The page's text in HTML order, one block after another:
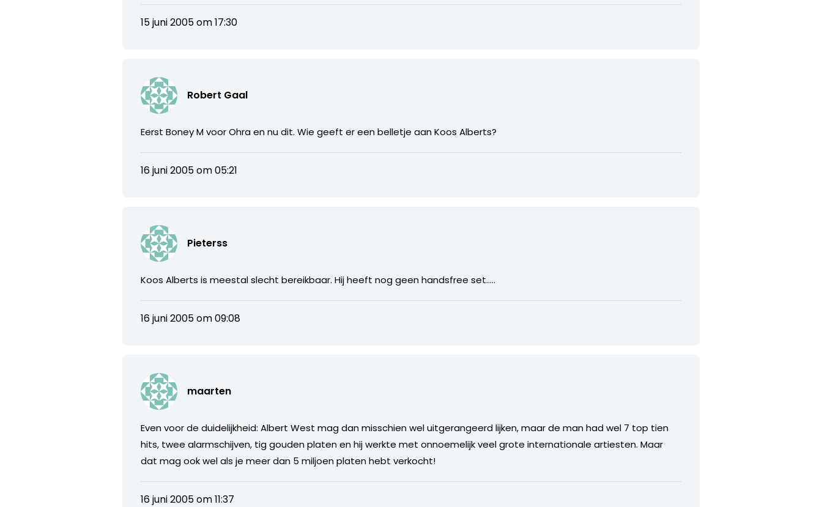
15 juni 2005 om 17:30
Robert Gaal
Eerst Boney M voor Ohra en nu dit. Wie geeft er een belletje aan Koos Alberts?
16 juni 2005 om 05:21
Pieterss
Koos Alberts is meestal slecht bereikbaar. Hij heeft nog geen handsfree set…..
16 juni 2005 om 09:08
maarten
Even voor de duidelijkheid: Albert West mag dan misschien wel uitgerangeerd lijken, maar de man had wel 7 top tien
hits, twee alarmschijven, tig gouden platen en hij werkte met onnoemelijk veel grote internationale artiesten. Maar
dat mag ook wel als je meer dan 5 miljoen platen hebt verkocht!
16 juni 2005 om 11:37